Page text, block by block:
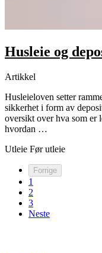
Husleie og
Artikkel
Husleieloven setter
sikkerhet i form av
oversikt over hva som er
hvordan …
Utleie Før utleie
Forrige
1
2
3
Neste